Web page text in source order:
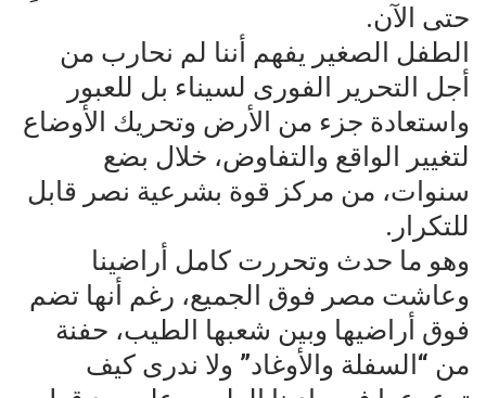
حتى الآن.
الطفل الصغير يفهم أننا لم نحارب من
أجل التحرير الفورى لسيناء بل للعبور
واستعادة جزء من الأرض وتحريك الأوضاع
لتغيير الواقع والتفاوض، خلال بضع
سنوات، من مركز قوة بشرعية نصر قابل
للتكرار.
وهو ما حدث وتحررت كامل أراضينا
وعاشت مصر فوق الجميع، رغم أنها تضم
فوق أراضيها وبين شعبها الطيب، حفنة
من “السفلة والأوغاد” ولا ندرى كيف